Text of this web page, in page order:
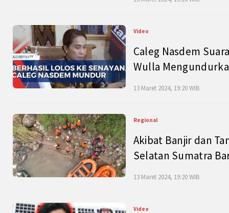
Video
Caleg Nasdem
Wulla
13 Maret 2024, 19:20 WIB
Regional
Akibat Banjir dan
Selatan Sumatra
13 Maret 2024, 19:20 WIB
Video